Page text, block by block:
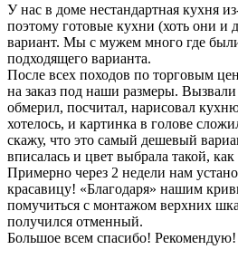
У нас в доме нестандартная кухня
поэтому готовые кухни (хоть они
вариант. Мы с мужем много где
подходящего варианта.
После всех походов по торговым
на заказ под наши размеры.
обмерил, посчитал, нарисовал
хотелось, и картинка в голове
скажу, что это самый дешевый
вписалась и цвет выбрала такой,
Примерно через 2 недели нам
красавицу! «Благодаря» нашим
помучиться с монтажом верхних
получился отменный.
Большое всем спасибо! Рекомендую!